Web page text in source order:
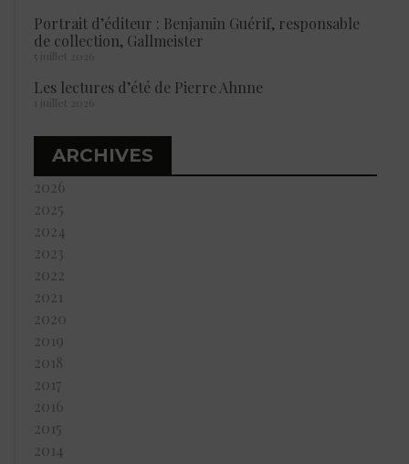
Portrait d’éditeur : Benjamin Guérif, responsable
de collection, Gallmeister
5 juillet 2026
Les lectures d’été de Pierre Ahnne
1 juillet 2026
ARCHIVES
2026
2025
2024
2023
2022
2021
2020
2019
2018
2017
2016
2015
2014